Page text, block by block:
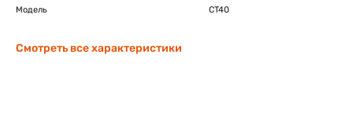
Модель CT40
Смотреть все характеристики